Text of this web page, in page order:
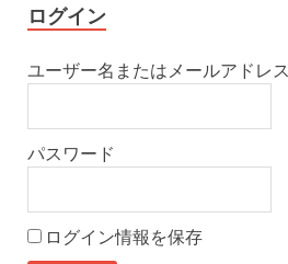
ログイン
ユーザー名またはメールアドレス
パスワード
ログイン情報を保存